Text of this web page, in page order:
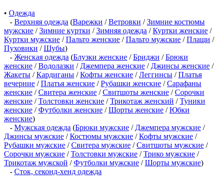
• Одежда
- Верхняя одежда (Варежки /Ветровки /Зимние костюмы
мужские /Зимние куртки /Зимняя одежда /Куртки женские /
Куртки мужские /Пальто женские /Пальто мужские /Плащи /
Пуховики /Шубы)
- Женская одежда (Блузки женские /Бриджи /Брюки
женские /Водолазки / Джемпера женские / Джинсы женские /
Жакеты /Кардиганы /Кофты женские /Леггинсы /Платья
вечерние /Платья женские /Рубашки женские /Сарафаны
женские /Свитера женские /Свитшоты женские /Сорочки
женские /Толстовки женские /Трикотаж женский /Туники
женские /Футболки женские /Шорты женские /Юбки
женские)
- Мужская одежда (Брюки мужские / Джемпера мужские /
Джинсы мужские /Костюмы мужские /Кофты мужские /
Рубашки мужские /Свитера мужские /Свитшоты мужские /
Сорочки мужские /Толстовки мужские /Трико мужские /
Трикотаж мужской /Футболки мужские /Шорты мужские)
- Сток, секонд-хенд одежда